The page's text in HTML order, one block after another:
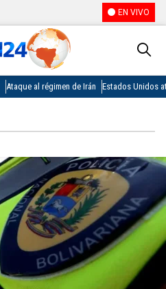
EN VIVO
Ataque al régimen de Irán Estados Unidos